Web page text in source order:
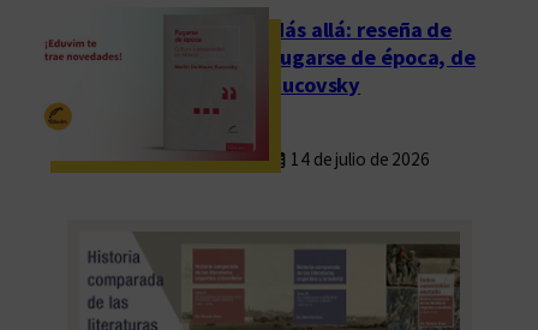
i
n
ó
Más allá: reseña de
Fugarse de época, de
Rucovsky
14 de julio de 2026